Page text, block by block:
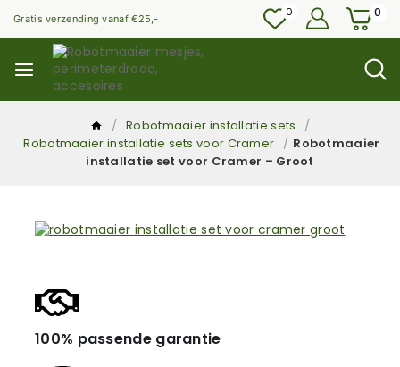
Gratis verzending vanaf €25,- 0 0
/ Robotmaaier installatie sets
/
Robotmaaier installatie sets voor Cramer / Robotmaaier
installatie set voor Cramer – Groot
100% passende garantie